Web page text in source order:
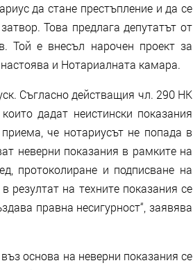
да стане престъпление и да се
Това предлага депутатът от
Той е внесъл нарочен проект за
и Нотариалната камара.
Съгласно действащия чл. 290 НК
дадат неистински показания
че нотариусът не попада в
неверни показания в рамките на
протоколиране и подписване на
резултат на техните показания се
правна несигурност“, заявява
основа на неверни показания се